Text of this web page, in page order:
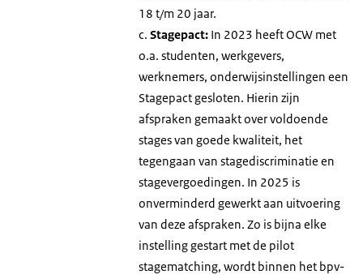
18 t/m 20 jaar.
c. Stagepact: In 2023 heeft OCW met
o.a. studenten, werkgevers,
werknemers, onderwijsinstellingen een
Stagepact gesloten. Hierin zijn
afspraken gemaakt over voldoende
stages van goede kwaliteit, het
tegengaan van stagediscriminatie en
stagevergoedingen. In 2025 is
onverminderd gewerkt aan uitvoering
van deze afspraken. Zo is bijna elke
instelling gestart met de pilot
stagematching, wordt binnen het bpv-